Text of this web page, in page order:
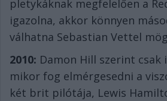
pletykáknak megfelelően a
igazolna, akkor könnyen
válhatna Sebastian Vettel
2010: Damon Hill szerint csak
mikor fog elmérgesedni a
két brit pilótája, Lewis